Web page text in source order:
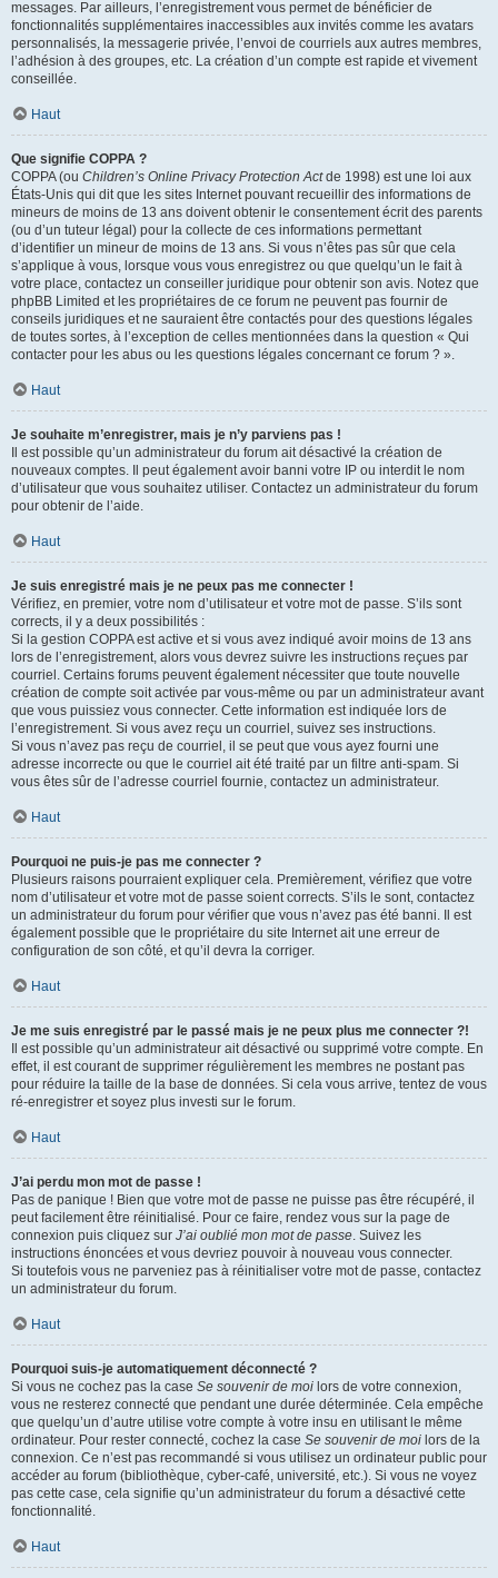
messages. Par ailleurs, l’enregistrement vous permet de bénéficier de
fonctionnalités supplémentaires inaccessibles aux invités comme les avatars
personnalisés, la messagerie privée, l’envoi de courriels aux autres membres,
l’adhésion à des groupes, etc. La création d’un compte est rapide et vivement
conseillée.
Haut
Que signifie COPPA ?
COPPA (ou Children’s Online Privacy Protection Actde 1998) est une loi aux
États-Unis qui dit que les sites Internet pouvant recueillir des informations de
mineurs de moins de 13 ans doivent obtenir le consentement écrit des parents
(ou d’un tuteur légal) pour la collecte de ces informations permettant
d’identifier un mineur de moins de 13 ans. Si vous n’êtes pas sûr que cela
s’applique à vous, lorsque vous vous enregistrez ou que quelqu’un le fait à
votre place, contactez un conseiller juridique pour obtenir son avis. Notez que
phpBB Limited et les propriétaires de ce forum ne peuvent pas fournir de
conseils juridiques et ne sauraient être contactés pour des questions légales
de toutes sortes, à l’exception de celles mentionnées dans la question « Qui
contacter pour les abus ou les questions légales concernant ce forum ? ».
Haut
Je souhaite m’enregistrer, mais je n’y parviens pas !
Il est possible qu’un administrateur du forum ait désactivé la création de
nouveaux comptes. Il peut également avoir banni votre IP ou interdit le nom
d’utilisateur que vous souhaitez utiliser. Contactez un administrateur du forum
pour obtenir de l’aide.
Haut
Je suis enregistré mais je ne peux pas me connecter !
Vérifiez, en premier, votre nom d’utilisateur et votre mot de passe. S’ils sont
corrects, il y a deux possibilités :
Si la gestion COPPA est active et si vous avez indiqué avoir moins de 13 ans
lors de l’enregistrement, alors vous devrez suivre les instructions reçues par
courriel. Certains forums peuvent également nécessiter que toute nouvelle
création de compte soit activée par vous-même ou par un administrateur avant
que vous puissiez vous connecter. Cette information est indiquée lors de
l’enregistrement. Si vous avez reçu un courriel, suivez ses instructions.
Si vous n’avez pas reçu de courriel, il se peut que vous ayez fourni une
adresse incorrecte ou que le courriel ait été traité par un filtre anti-spam. Si
vous êtes sûr de l’adresse courriel fournie, contactez un administrateur.
Haut
Pourquoi ne puis-je pas me connecter ?
Plusieurs raisons pourraient expliquer cela. Premièrement, vérifiez que votre
nom d’utilisateur et votre mot de passe soient corrects. S’ils le sont, contactez
un administrateur du forum pour vérifier que vous n’avez pas été banni. Il est
également possible que le propriétaire du site Internet ait une erreur de
configuration de son côté, et qu’il devra la corriger.
Haut
Je me suis enregistré par le passé mais je ne peux plus me connecter ?!
Il est possible qu’un administrateur ait désactivé ou supprimé votre compte. En
effet, il est courant de supprimer régulièrement les membres ne postant pas
pour réduire la taille de la base de données. Si cela vous arrive, tentez de vous
ré-enregistrer et soyez plus investi sur le forum.
Haut
J’ai perdu mon mot de passe !
Pas de panique ! Bien que votre mot de passe ne puisse pas être récupéré, il
peut facilement être réinitialisé. Pour ce faire, rendez vous sur la page de
connexion puis cliquez sur J’ai oublié mon mot de passe. Suivez les
instructions énoncées et vous devriez pouvoir à nouveau vous connecter.
Si toutefois vous ne parveniez pas à réinitialiser votre mot de passe, contactez
un administrateur du forum.
Haut
Pourquoi suis-je automatiquement déconnecté ?
Si vous ne cochez pas la case Se souvenir de moi lors de votre connexion,
vous ne resterez connecté que pendant une durée déterminée. Cela empêche
que quelqu’un d’autre utilise votre compte à votre insu en utilisant le même
ordinateur. Pour rester connecté, cochez la case Se souvenir de moi lors de la
connexion. Ce n’est pas recommandé si vous utilisez un ordinateur public pour
accéder au forum (bibliothèque, cyber-café, université, etc.). Si vous ne voyez
pas cette case, cela signifie qu’un administrateur du forum a désactivé cette
fonctionnalité.
Haut